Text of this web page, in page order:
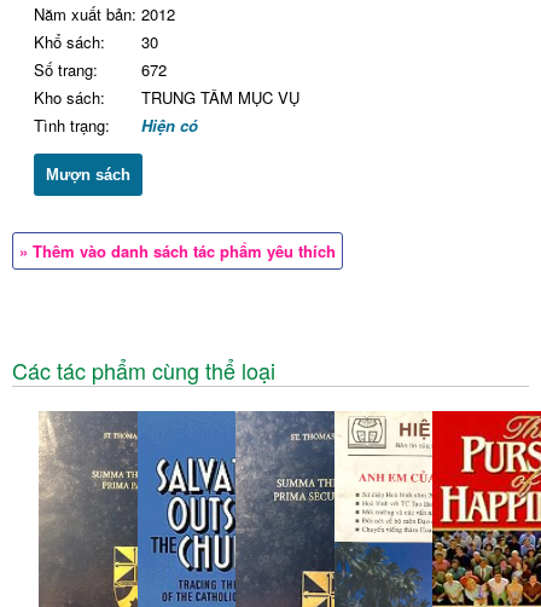
Năm xuất bản: 2012
Khổ sách:
30
Số trang:
672
Kho sách:
TRUNG TÂM MỤC VỤ
Tình trạng:
Hiện có
Mượn sách
» Thêm vào danh sách tác phẩm yêu thích
Các tác phẩm cùng thể loại